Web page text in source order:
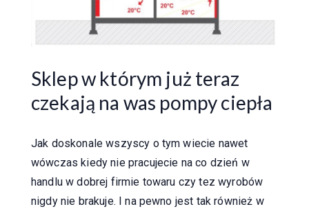
Sklep w którym już teraz
czekają na was pompy ciepła
Jak doskonale wszyscy o tym wiecie nawet
wówczas kiedy nie pracujecie na co dzień w
handlu w dobrej firmie towaru czy tez wyrobów
nigdy nie brakuje. I na pewno jest tak również w